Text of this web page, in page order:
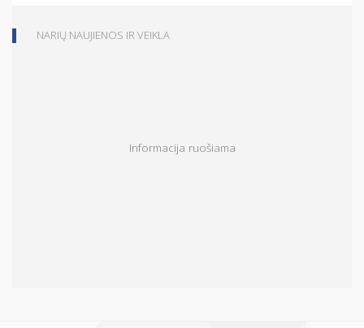
NARIŲ NAUJIENOS IR VEIKLA
Informacija ruošiama